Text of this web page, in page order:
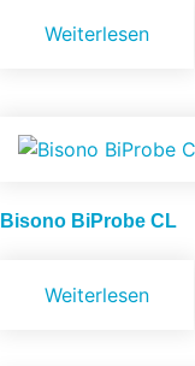
Weiterlesen
Bisono BiProbe CL
Weiterlesen